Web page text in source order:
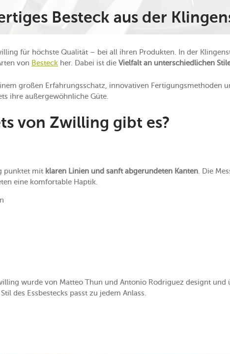
Besteck aus der
für höchste Qualität – bei all ihren Produkten. In der
von Besteck her. Dabei ist die Vielfalt an unterschiedlichen
großen Erfahrungsschatz, innovativen Fertigungsmethoden
ihre außergewöhnliche Güte.
von Zwilling gibt es?
punktet mit klaren Linien und sanft abgerundeten Kanten. Die
eine komfortable Haptik.
wurde von Matteo Thun und Antonio Rodriguez designt und
des Essbestecks passt zu jedem Anlass.